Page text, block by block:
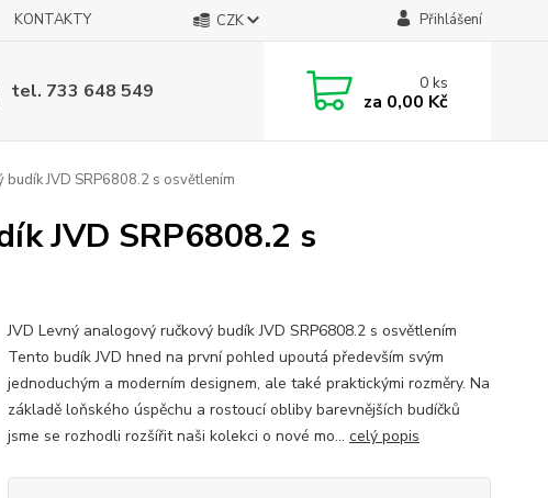
KONTAKTY CZK Přihlášení
tel. 733 648 549 0ks
za 0,00 Kč
JVD SRP6808.2 s osvětlením
JVD SRP6808.2 s
JVD Levný analogový ručkový budík JVD SRP6808.2 s osvětlením
Tento budík JVD hned na první pohled upoutá především svým
jednoduchým a moderním designem, ale také praktickými rozměry. Na
základě loňského úspěchu a rostoucí obliby barevnějších budíčků
jsme se rozhodli rozšířit naši kolekci o nové mo... celý popis